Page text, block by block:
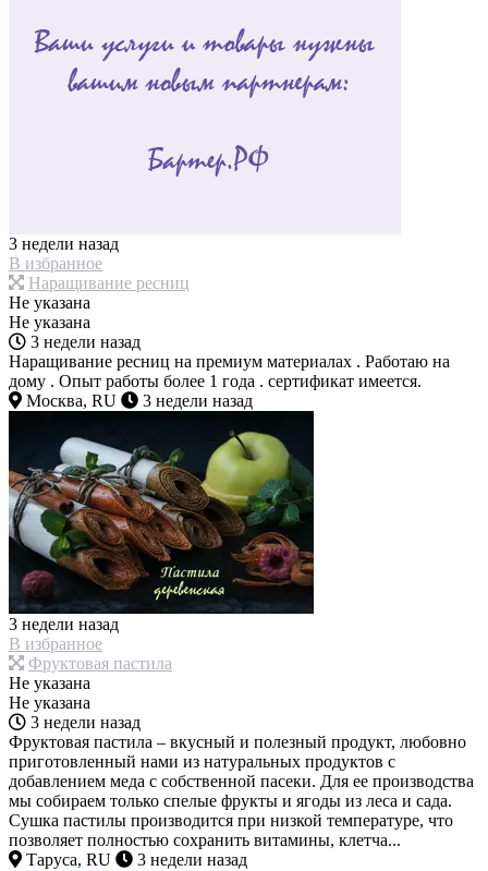
3 недели назад
В избранное
Наращивание ресниц
Не указана
Не указана
3 недели назад
Наращивание ресниц на премиум материалах . Работаю на
дому . Опыт работы более 1 года . сертификат имеется.
Москва, RU
3 недели назад
3 недели назад
В избранное
Фруктовая пастила
Не указана
Не указана
3 недели назад
Фруктовая пастила – вкусный и полезный продукт, любовно
приготовленный нами из натуральных продуктов с
добавлением меда с собственной пасеки. Для ее производства
мы собираем только спелые фрукты и ягоды из леса и сада.
Сушка пастилы производится при низкой температуре, что
позволяет полностью сохранить витамины, клетча...
Таруса, RU
3 недели назад